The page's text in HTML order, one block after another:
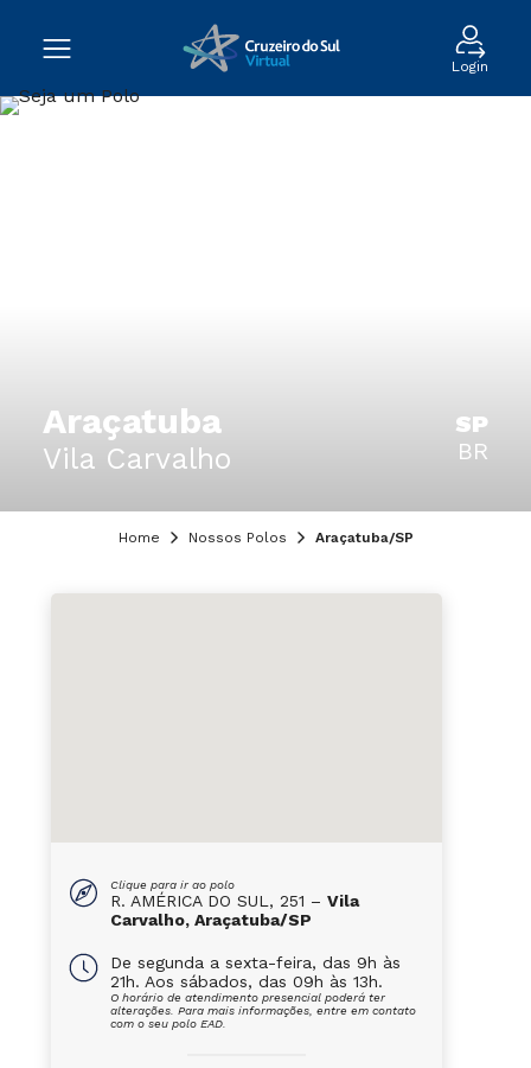
Login
Araçatuba
Vila Carvalho
SP
BR
Home Nossos Polos Araçatuba/SP
Clique para ir ao polo
R. AMÉRICA DO SUL, 251 – Vila
Carvalho, Araçatuba/SP
De segunda a sexta-feira, das 9h às
21h. Aos sábados, das 09h às 13h.
O horário de atendimento presencial poderá ter
alterações. Para mais informações, entre em contato
com o seu polo EAD.